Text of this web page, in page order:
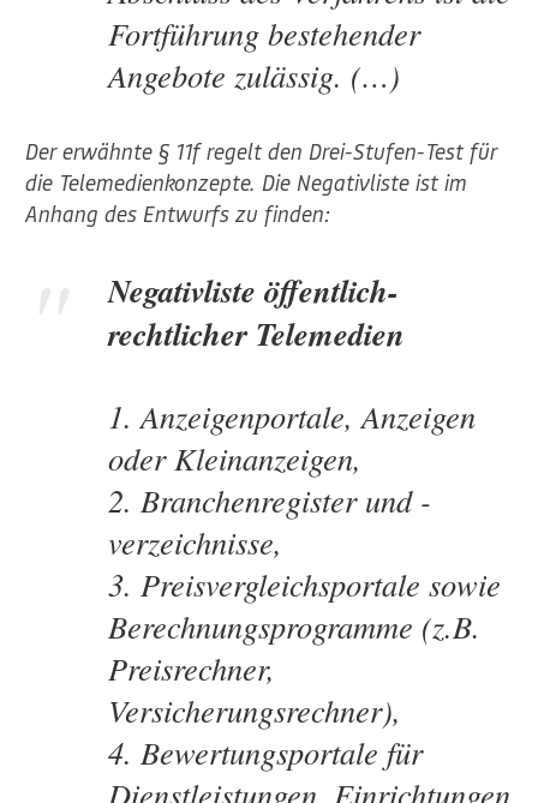
Fortführung bestehender
Angebote zulässig. (…)
Der erwähnte § 11f regelt den Drei-Stufen-Test für
die Telemedienkonzepte. Die Negativliste ist im
Anhang des Entwurfs zu finden:
Negativliste öffentlich-
rechtlicher Telemedien
Anzeigenportale, Anzeigen
oder Kleinanzeigen,
Branchenregister und -
verzeichnisse,
Preisvergleichsportale sowie
Berechnungsprogramme (z.B.
Preisrechner,
Versicherungsrechner),
Bewertungsportale für
Dienstleistungen, Einrichtungen